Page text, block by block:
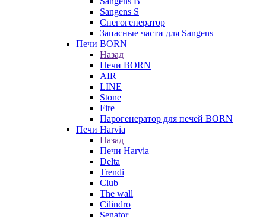
Sangens S
Снегогенератор
Запасные части для Sangens
Печи BORN
Назад
Печи BORN
AIR
LINE
Stone
Fire
Парогенератор для печей BORN
Печи Harvia
Назад
Печи Harvia
Delta
Trendi
Club
The wall
Cilindro
Senator